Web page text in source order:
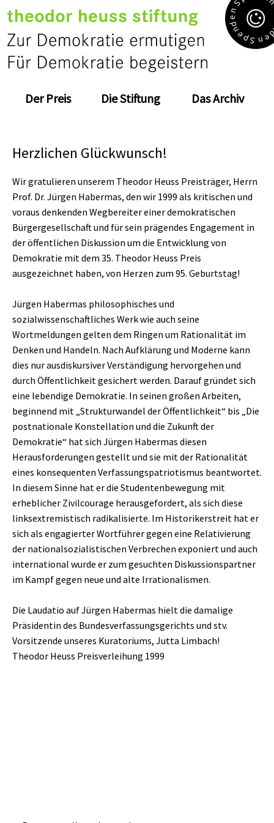
Der Preis Die Stiftung Das Archiv
S
p
e
n
d
e
n
S
e
n
Herzlichen Glückwunsch!
Wir gratulieren unserem Theodor Heuss Preisträger, Herrn
Prof. Dr. Jürgen Habermas, den wir 1999 als kritischen und
voraus denkenden Wegbereiter einer demokratischen
Bürgergesellschaft und für sein prägendes Engagement in
der öffentlichen Diskussion um die Entwicklung von
Demokratie mit dem 35. Theodor Heuss Preis
ausgezeichnet haben, von Herzen zum 95. Geburtstag!
Jürgen Habermas philosophisches und
sozialwissenschaftliches Werk wie auch seine
Wortmeldungen gelten dem Ringen um Rationalität im
Denken und Handeln. Nach Aufklärung und Moderne kann
dies nur ausdiskursiver Verständigung hervorgehen und
durch Öffentlichkeit gesichert werden. Darauf gründet sich
eine lebendige Demokratie. In seinen großen Arbeiten,
beginnend mit „Strukturwandel der Öffentlichkeit“ bis „Die
postnationale Konstellation und die Zukunft der
Demokratie“ hat sich Jürgen Habermas diesen
Herausforderungen gestellt und sie mit der Rationalität
eines konsequenten Verfassungspatriotismus beantwortet.
In diesem Sinne hat er die Studentenbewegung mit
erheblicher Zivilcourage herausgefordert, als sich diese
linksextremistisch radikalisierte. Im Historikerstreit hat er
sich als engagierter Wortführer gegen eine Relativierung
der nationalsozialistischen Verbrechen exponiert und auch
international wurde er zum gesuchten Diskussionspartner
im Kampf gegen neue und alte Irrationalismen.
Die Laudatio auf Jürgen Habermas hielt die damalige
Präsidentin des Bundesverfassungsgerichts und stv.
Vorsitzende unseres Kuratoriums, Jutta Limbach!
Theodor Heuss Preisverleihung 1999